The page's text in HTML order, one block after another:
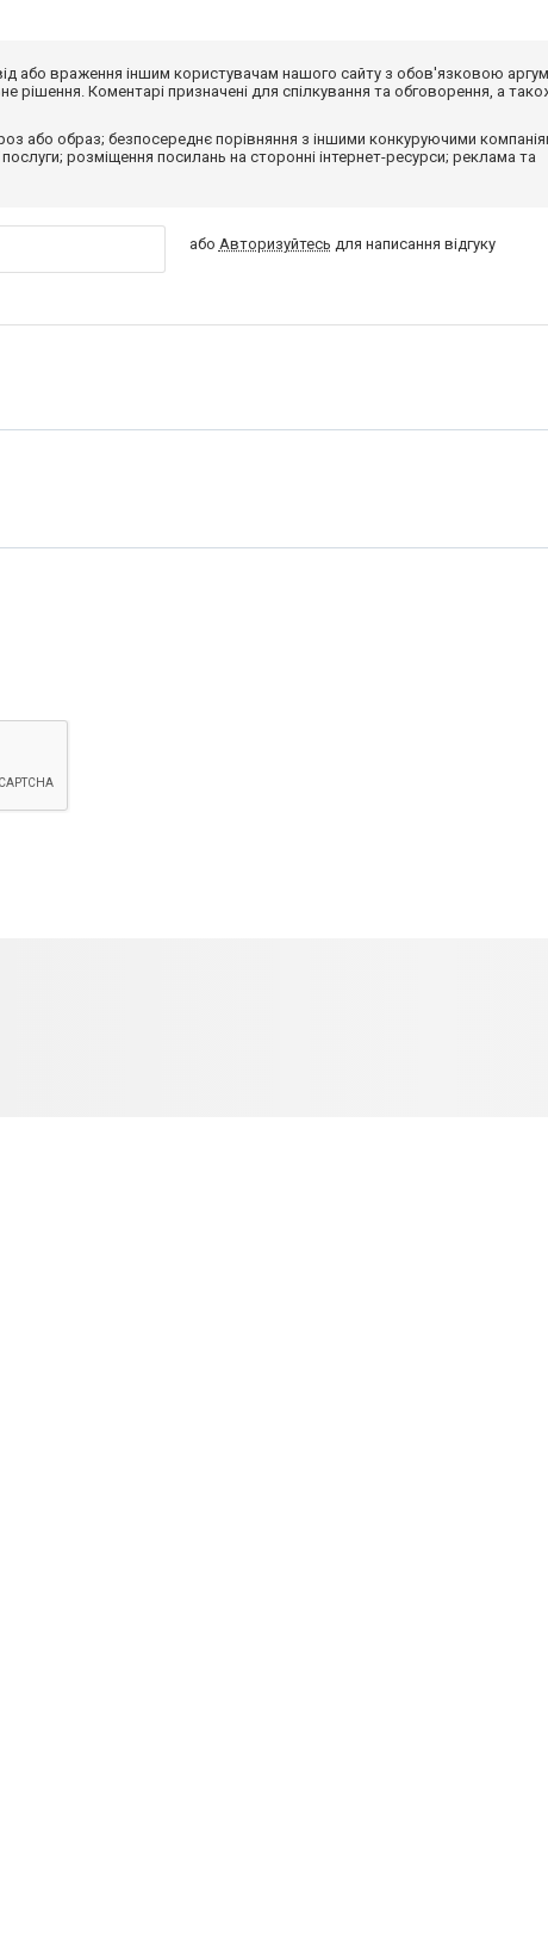
або враження іншим користувачам нашого сайту з обов'язковою
рішення. Коментарі призначені для спілкування та обговорення, а
або образ; безпосереднє порівняння з іншими конкуруючими
розміщення посилань на сторонні інтернет-ресурси; реклама та
або Авторизуйтесь для написання відгуку